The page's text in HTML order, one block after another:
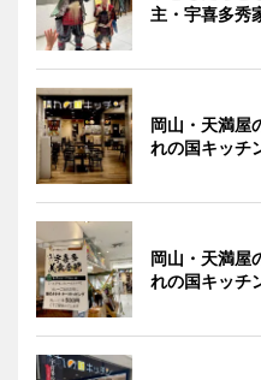
主・宇喜多秀
岡山・天満屋
れの国キッチ
岡山・天満屋
れの国キッチ